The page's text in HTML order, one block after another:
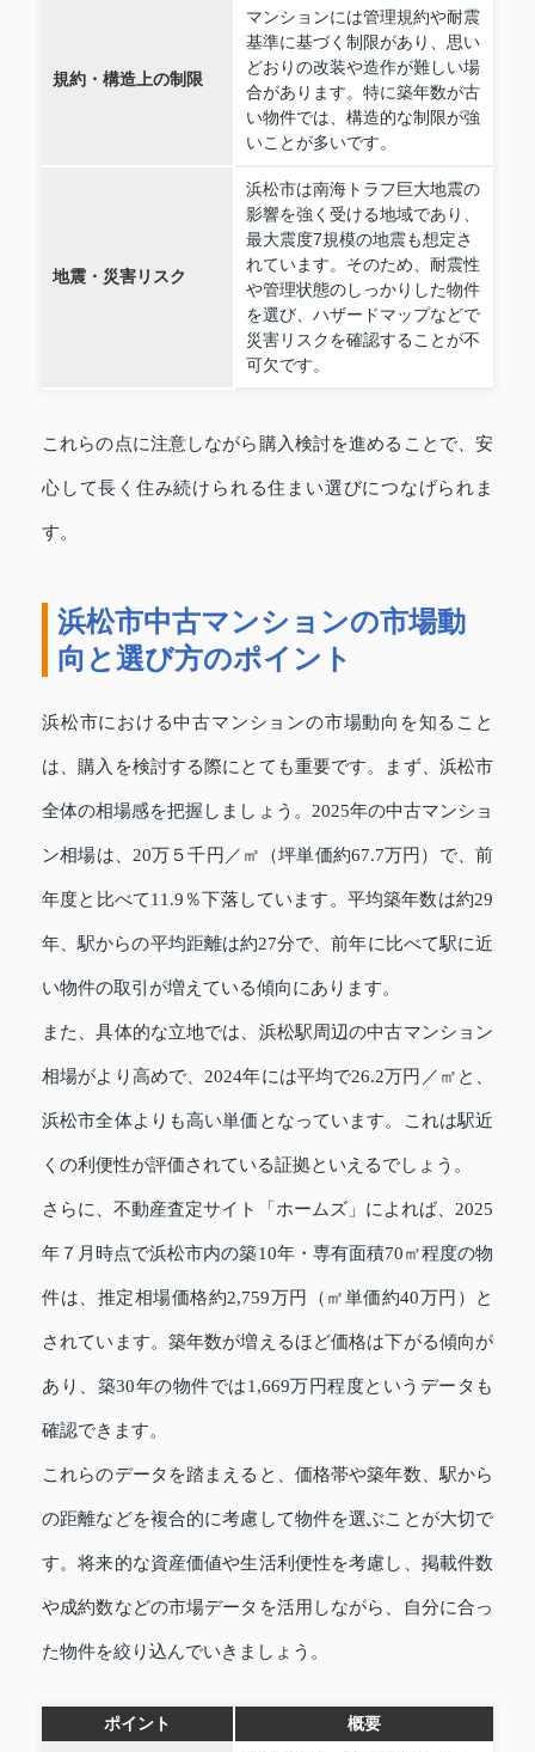
規約・構造上の制限
マンションには管理規約や耐震
基準に基づく制限があり、思い
どおりの改装や造作が難しい場
合があります。特に築年数が古
い物件では、構造的な制限が強
いことが多いです。
地震・災害リスク
浜松市は南海トラフ巨大地震の
影響を強く受ける地域であり、
最大震度7規模の地震も想定さ
れています。そのため、耐震性
や管理状態のしっかりした物件
を選び、ハザードマップなどで
災害リスクを確認することが不
可欠です。
これらの点に注意しながら購入検討を進めることで、安
心して長く住み続けられる住まい選びにつなげられま
す。
浜松市中古マンションの市場動
向と選び方のポイント
浜松市における中古マンションの市場動向を知ること
は、購入を検討する際にとても重要です。まず、浜松市
全体の相場感を把握しましょう。2025年の中古マンショ
ン相場は、20万５千円／㎡（坪単価約67.7万円）で、前
年度と比べて11.9％下落しています。平均築年数は約29
年、駅からの平均距離は約27分で、前年に比べて駅に近
い物件の取引が増えている傾向にあります。
また、具体的な立地では、浜松駅周辺の中古マンション
相場がより高めで、2024年には平均で26.2万円／㎡と、
浜松市全体よりも高い単価となっています。これは駅近
くの利便性が評価されている証拠といえるでしょう。
さらに、不動産査定サイト「ホームズ」によれば、2025
年７月時点で浜松市内の築10年・専有面積70㎡程度の物
件は、推定相場価格約2,759万円（㎡単価約40万円）と
されています。築年数が増えるほど価格は下がる傾向が
あり、築30年の物件では1,669万円程度というデータも
確認できます。
これらのデータを踏まえると、価格帯や築年数、駅から
の距離などを複合的に考慮して物件を選ぶことが大切で
す。将来的な資産価値や生活利便性を考慮し、掲載件数
や成約数などの市場データを活用しながら、自分に合っ
た物件を絞り込んでいきましょう。
ポイント 概要